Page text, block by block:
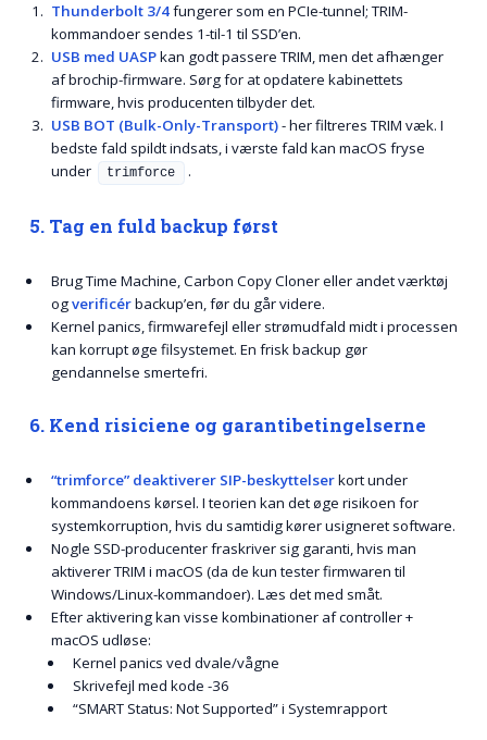
Thunderbolt 3/4fungerer som en PCIe-tunnel; TRIM-
kommandoer sendes 1-til-1 til SSD’en.
USB med UASPkan godt passere TRIM, men det afhænger
af brochip-firmware. Sørg for at opdatere kabinettets
firmware, hvis producenten tilbyder det.
USB BOT (Bulk-Only-Transport)- her filtreres TRIM væk. I
bedste fald spildt indsats, i værste fald kan macOS fryse
under
trimforce .
5. Tag en fuld backup først
Brug Time Machine, Carbon Copy Cloner eller andet værktøj
ogverificérbackup’en, før du går videre.
Kernel panics, firmwarefejl eller strømudfald midt i processen
kan korrupt øge filsystemet. En frisk backup gør
gendannelse smertefri.
6. Kend risiciene og garantibetingelserne
“trimforce” deaktiverer SIP-beskyttelserkort under
kommandoens kørsel. I teorien kan det øge risikoen for
systemkorruption, hvis du samtidig kører usigneret software.
Nogle SSD-producenter fraskriver sig garanti, hvis man
aktiverer TRIM i macOS (da de kun tester firmwaren til
Windows/Linux-kommandoer). Læs det med småt.
Efter aktivering kan visse kombinationer af controller +
macOS udløse:
Kernel panics ved dvale/vågne
Skrivefejl med kode -36
“SMART Status: Not Supported” i Systemrapport